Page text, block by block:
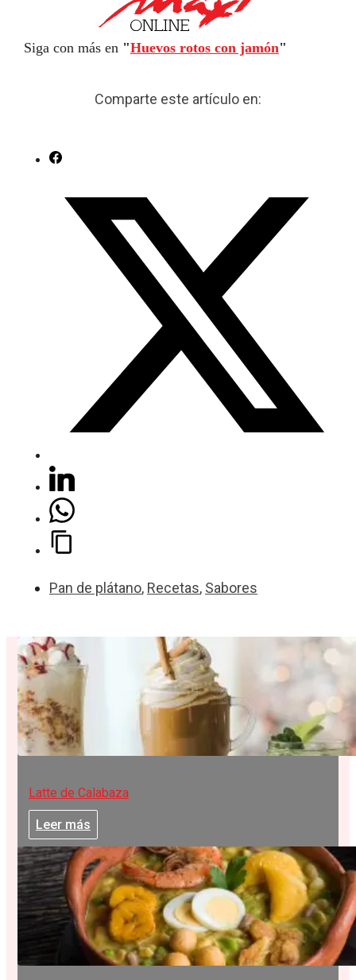
Siga con más en "Huevos rotos con jamón"
Comparte este artículo en:
Pan de plátano, Recetas, Sabores
Latte de Calabaza
Leer más